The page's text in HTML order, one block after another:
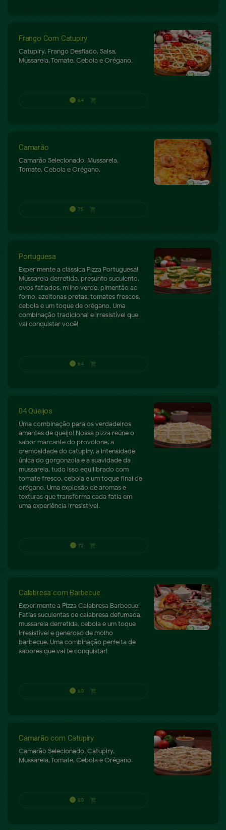
P 75 shopping_cart
P 68
Frango Com Catupiry
Catupiry, Frango Desfiado, Salsa,
Mussarela, Tomate, Cebola e Orégano.
Camarão
Camarão Selecionado, Mussarela,
Tomate, Cebola e Orégano.
Portuguesa
Experimente a clássica Pizza Portuguesa!
Mussarela derretida, presunto suculento,
ovos fatiados, milho verde, pimentão ao
forno, azeitonas pretas, tomates frescos,
cebola e um toque de orégano. Uma
combinação tradicional e irresistível que
vai conquistar você!
04 Queijos
Uma combinação para os verdadeiros
amantes de queijo! Nossa pizza reúne o
sabor marcante do provolone, a
cremosidade do catupiry, a intensidade
única do gorgonzola e a suavidade da
mussarela, tudo isso equilibrado com
tomate fresco, cebola e um toque final de
orégano. Uma explosão de aromas e
texturas que transforma cada fatia em
uma experiência irresistível.
Calabresa com Barbecue
Experimente a Pizza Calabresa Barbecue!
Fatias suculentas de calabresa defumada,
mussarela derretida, cebola e um toque
irresistível e generoso de molho
barbecue. Uma combinação perfeita de
sabores que vai te conquistar!
Camarão com Catupiry
Camarão Selecionado, Catupiry,
Mussarela, Tomate, Cebola e Orégano.